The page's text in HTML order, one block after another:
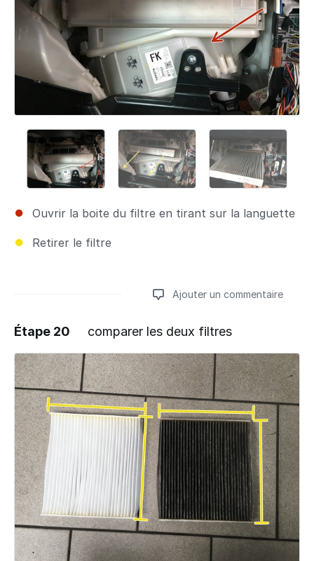
Ouvrir la boite du filtre en tirant sur la languette
Retirer le filtre
Ajouter un commentaire
Ajouter un commentaire
Étape 20 comparer les deux filtres